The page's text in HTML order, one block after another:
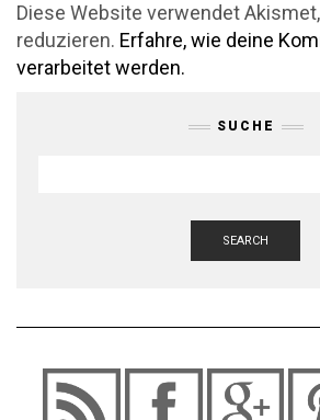
Diese Website verwendet
reduzieren. Erfahre, wie deine
verarbeitet werden.
SUCHE
SEARCH